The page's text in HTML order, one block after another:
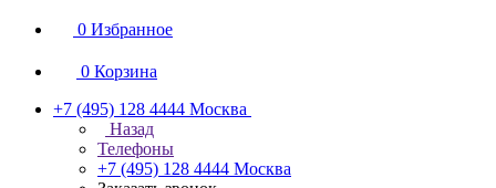
0 Избранное
0 Корзина
+7 (495) 128 4444 Москва
Назад
Телефоны
+7 (495) 128 4444 Москва